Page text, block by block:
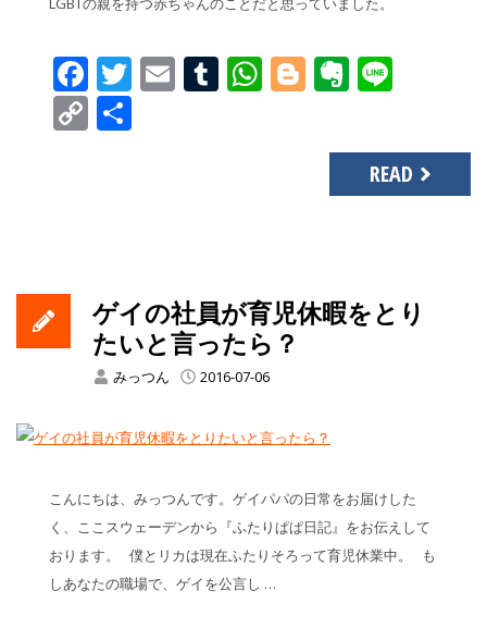
Facebook
Twitter
EmailTumblr
WhatsApp
Blogger
Copy
READ
ゲイの社員が育児休暇をとり
たいと言ったら？
みっつん 2016-07-06
こんにちは、みっつんです。ゲイパパの日常をお届けした
く、ここスウェーデンから『ふたりぱぱ日記』をお伝えして
おります。 僕とリカは現在ふたりそろって育児休業中。 も
しあなたの職場で、ゲイを公言し …